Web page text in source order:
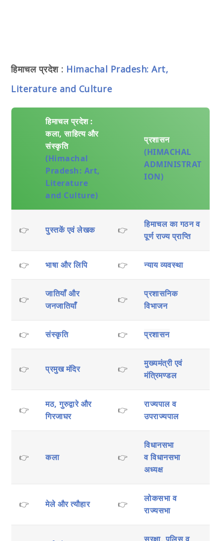
हिमाचल प्रदेश : Himachal Pradesh: Art,
Literature and Culture
हिमाचल प्रदेश :
कला, साहित्य और
संस्कृति
(Himachal
Pradesh: Art,
Literature
and Culture)
प्रशासन
(HIMACHAL
ADMINISTRAT
ION)
👉 पुस्तकें एवं लेखक 👉
हिमाचल का गठन व
पूर्ण राज्य प्राप्ति
👉 भाषा और लिपि 👉 न्याय व्यवस्था
👉
जातियाँ और
जनजातियाँ
👉
प्रशासनिक
विभाजन
👉 संस्कृति 👉 प्रशासन
👉 प्रमुख मंदिर 👉
मुख्यमंत्री एवं
मंत्रिमण्डल
👉
मठ, गुरुद्वारे और
गिरजाघर
👉
राज्यपाल व
उपराज्यपाल
👉 कला 👉
विधानसभा
वविधानसभा
अध्यक्ष
👉 मेले और त्यौहार 👉
लोकसभा व
राज्यसभा